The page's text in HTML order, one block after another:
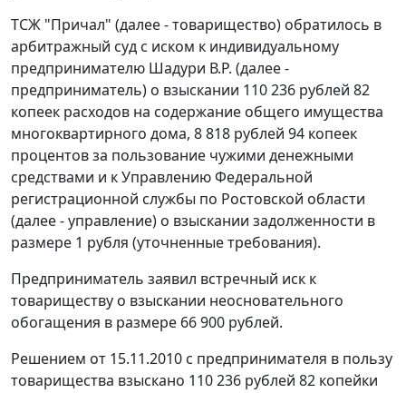
ТСЖ "Причал" (далее - товарищество) обратилось в
арбитражный суд с иском к индивидуальному
предпринимателю Шадури В.Р. (далее -
предприниматель) о взыскании 110 236 рублей 82
копеек расходов на содержание общего имущества
многоквартирного дома, 8 818 рублей 94 копеек
процентов за пользование чужими денежными
средствами и к Управлению Федеральной
регистрационной службы по Ростовской области
(далее - управление) о взыскании задолженности в
размере 1 рубля (уточненные требования).
Предприниматель заявил встречный иск к
товариществу о взыскании неосновательного
обогащения в размере 66 900 рублей.
Решением от 15.11.2010 с предпринимателя в пользу
товарищества взыскано 110 236 рублей 82 копейки